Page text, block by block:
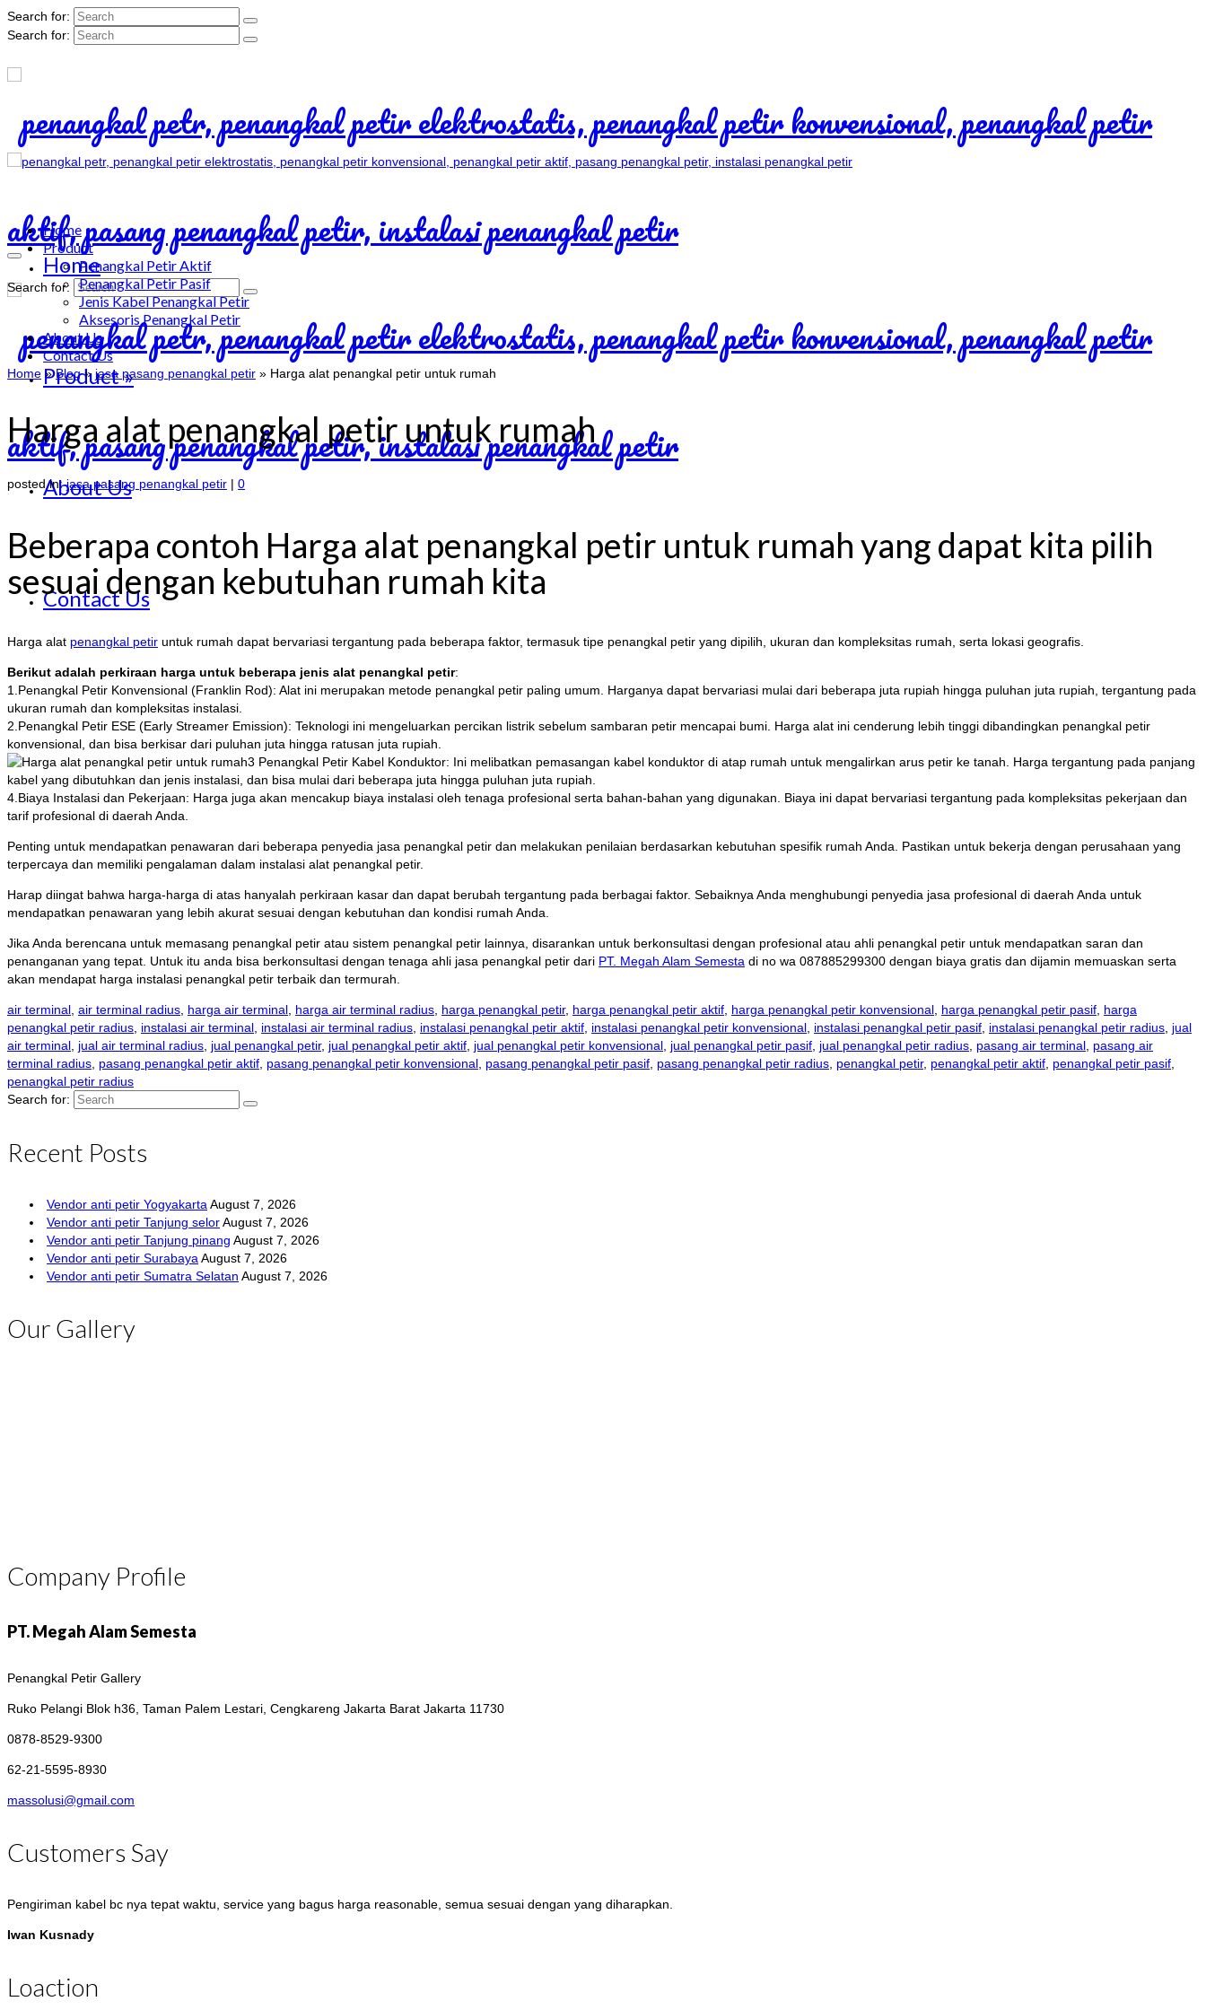
Search for:
Search for:
Home
Product»
About Us
Contact Us
Search for:
Home
Product
Penangkal Petir Aktif
Penangkal Petir Pasif
Jenis Kabel Penangkal Petir
Aksesoris Penangkal Petir
About Us
Contact Us
Home » Blog» jasa pasang penangkal petir » Harga alat penangkal petir untuk rumah
Harga alat penangkal petir untuk rumah
posted in:jasa pasang penangkal petir | 0
Beberapa contoh Harga alat penangkal petir untuk rumah yang dapat kita pilih
sesuai dengan kebutuhan rumah kita
Harga alat penangkal petir untuk rumah dapat bervariasi tergantung pada beberapa faktor, termasuk tipe penangkal petir yang dipilih, ukuran dan kompleksitas rumah, serta lokasi geografis.
Berikut adalah perkiraan harga untuk beberapa jenis alat penangkal petir:
1.Penangkal Petir Konvensional (Franklin Rod): Alat ini merupakan metode penangkal petir paling umum. Harganya dapat bervariasi mulai dari beberapa juta rupiah hingga puluhan juta rupiah, tergantung pada
ukuran rumah dan kompleksitas instalasi.
2.Penangkal Petir ESE (Early Streamer Emission): Teknologi ini mengeluarkan percikan listrik sebelum sambaran petir mencapai bumi. Harga alat ini cenderung lebih tinggi dibandingkan penangkal petir
konvensional, dan bisa berkisar dari puluhan juta hingga ratusan juta rupiah.
3 Penangkal Petir Kabel Konduktor: Ini melibatkan pemasangan kabel konduktor di atap rumah untuk mengalirkan arus petir ke tanah. Harga tergantung pada panjang
kabel yang dibutuhkan dan jenis instalasi, dan bisa mulai dari beberapa juta hingga puluhan juta rupiah.
4.Biaya Instalasi dan Pekerjaan: Harga juga akan mencakup biaya instalasi oleh tenaga profesional serta bahan-bahan yang digunakan. Biaya ini dapat bervariasi tergantung pada kompleksitas pekerjaan dan
tarif profesional di daerah Anda.
Penting untuk mendapatkan penawaran dari beberapa penyedia jasa penangkal petir dan melakukan penilaian berdasarkan kebutuhan spesifik rumah Anda. Pastikan untuk bekerja dengan perusahaan yang
terpercaya dan memiliki pengalaman dalam instalasi alat penangkal petir.
Harap diingat bahwa harga-harga di atas hanyalah perkiraan kasar dan dapat berubah tergantung pada berbagai faktor. Sebaiknya Anda menghubungi penyedia jasa profesional di daerah Anda untuk
mendapatkan penawaran yang lebih akurat sesuai dengan kebutuhan dan kondisi rumah Anda.
Jika Anda berencana untuk memasang penangkal petir atau sistem penangkal petir lainnya, disarankan untuk berkonsultasi dengan profesional atau ahli penangkal petir untuk mendapatkan saran dan
penanganan yang tepat. Untuk itu anda bisa berkonsultasi dengan tenaga ahli jasa penangkal petir dari PT. Megah Alam Semesta di no wa 087885299300 dengan biaya gratis dan dijamin memuaskan serta
akan mendapat harga instalasi penangkal petir terbaik dan termurah.
air terminal air terminal radius harga air terminal harga air terminal radius harga penangkal petir, harga penangkal petir aktif harga penangkal petir konvensional harga penangkal petir pasif harga
penangkal petir radius instalasi air terminal instalasi air terminal radius instalasi penangkal petir aktif instalasi penangkal petir konvensional instalasi penangkal petir pasif instalasi penangkal petir radius jual
air terminal jual air terminal radius jual penangkal petir, jual penangkal petir aktif jual penangkal petir konvensional jual penangkal petir pasif jual penangkal petir radius pasang air terminal pasang air
terminal radius pasang penangkal petir aktif pasang penangkal petir konvensional pasang penangkal petir pasif pasang penangkal petir radius penangkal petir, penangkal petir aktif penangkal petir pasif
penangkal petir radius
Search for:
Recent Posts
Vendor anti petir Yogyakarta August 7, 2026
Vendor anti petir Tanjung selorAugust 7, 2026
Vendor anti petir Tanjung pinang August 7, 2026
Vendor anti petir Surabaya August 7, 2026
Vendor anti petir Sumatra Selatan August 7, 2026
Our Gallery
Company Profile
PT. Megah Alam Semesta
Penangkal Petir Gallery
Ruko Pelangi Blok h36, Taman Palem Lestari, Cengkareng Jakarta Barat Jakarta 11730
0878-8529-9300
62-21-5595-8930
massolusi@gmail.com
Customers Say
Pengiriman kabel bc nya tepat waktu, service yang bagus harga reasonable, semua sesuai dengan yang diharapkan.
Iwan Kusnady
Anisa Sari
Loaction